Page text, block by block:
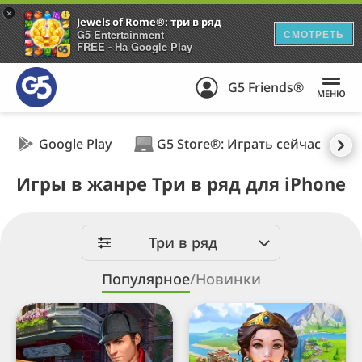
Jewels of Rome®: три в ряд
G5 Entertainment
FREE - На Google Play
СМОТРЕТЬ
+
G5 Friends® МЕНЮ
Google Play G5 Store®: Играть сейчас
Игры в жанре Три в ряд для iPhone
Три в ряд
Популярное/Новинки
Шерлок・
Игры
на
Jewels
of
Rome®: три